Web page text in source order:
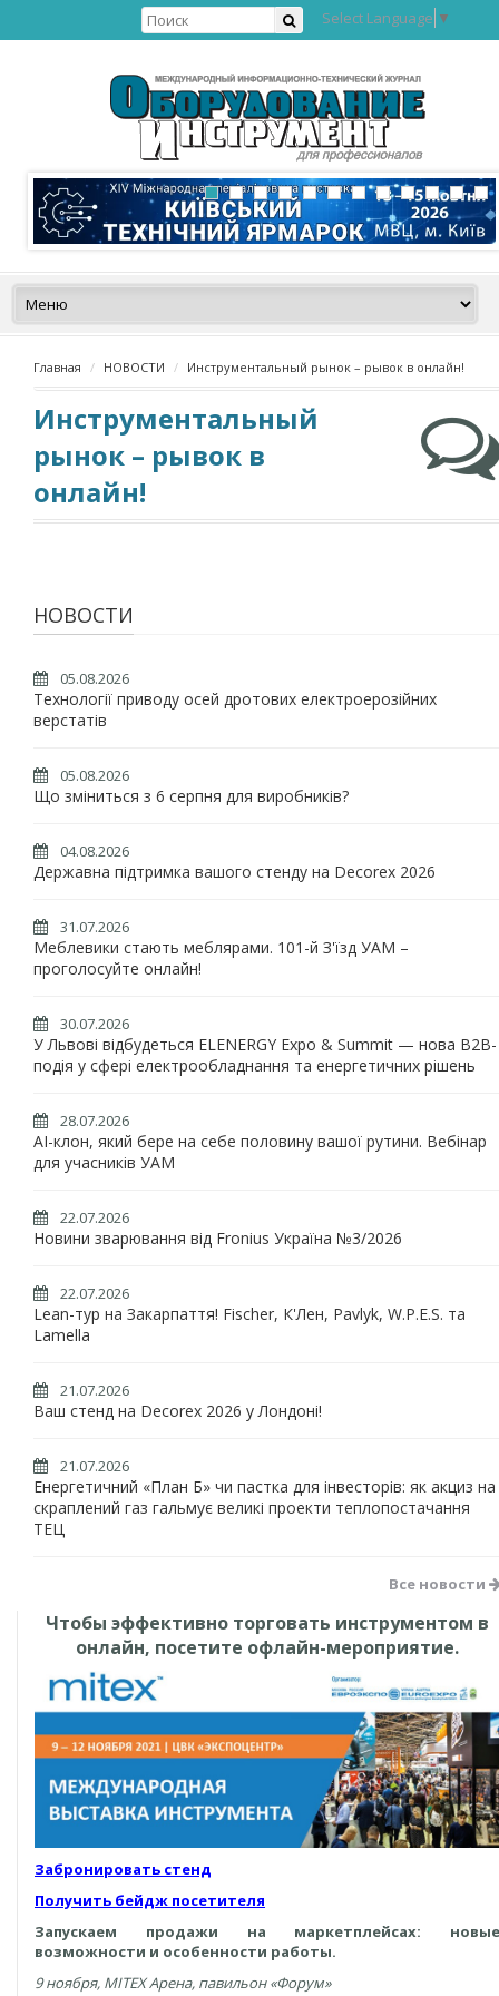
Select Language ▼
Главная НОВОСТИ Инструментальный рынок – рывок в онлайн!
Инструментальный
рынок – рывок в
онлайн!
НОВОСТИ
05.08.2026
Технології приводу осей дротових електроерозійних
верстатів
05.08.2026
Що зміниться з 6 серпня для виробників?
04.08.2026
Державна підтримка вашого стенду на Decorex 2026
31.07.2026
Меблевики стають меблярами. 101-й З'їзд УАМ –
проголосуйте онлайн!
30.07.2026
У Львові відбудеться ELENERGY Expo & Summit — нова B2B-
подія у сфері електрообладнання та енергетичних рішень
28.07.2026
AI-клон, який бере на себе половину вашої рутини. Вебінар
для учасників УАМ
22.07.2026
Новини зварювання від Fronius Україна №3/2026
22.07.2026
Lean-тур на Закарпаття! Fischer, К'Лен, Pavlyk, W.P.E.S. та
Lamella
21.07.2026
Ваш стенд на Decorex 2026 у Лондоні!
21.07.2026
Енергетичний «План Б» чи пастка для інвесторів: як акциз на
скраплений газ гальмує великі проекти теплопостачання
ТЕЦ
Все новости
Чтобы эффективно торговать инструментом в
онлайн, посетите офлайн-мероприятие.
Забронировать стенд
Получить бейдж посетителя
Запускаем продажи на маркетплейсах: новые
возможности и особенности работы.
9 ноября, MITEX Арена, павильон «Форум»